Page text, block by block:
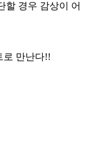
할 경우 감상이 어
로 만난다!!